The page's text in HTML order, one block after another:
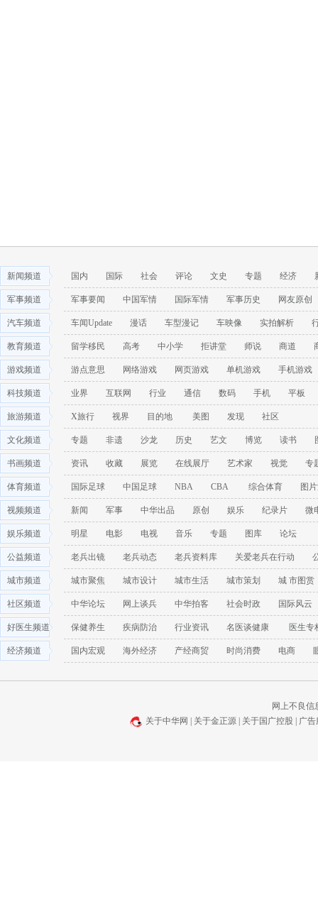
新闻频道 国内 国际 社会 评论 文史 专题 经济
军事频道 军事要闻 中国军情 国际军情 军事历史 网友原创
汽车频道 车闻Update 漫话 车型漫记 车映像 实拍解析
教育频道 留学移民 高考 中小学 拒讲堂 师说 商道
游戏频道 游点意思 网络游戏 网页游戏 单机游戏 手机游戏
科技频道 业界 互联网 行业 通信 数码 手机 平板
旅游频道 X旅行 视界 目的地 美图 发现 社区
文化频道 专题 非遗 沙龙 历史 艺文 博览 读书
书画频道 资讯 收藏 展览 在线展厅 艺术家 视觉 专
体育频道 国际足球 中国足球 NBA CBA 综合体育 图
视频频道 新闻 军事 中华出品 原创 娱乐 纪录片 微
娱乐频道 明星 电影 电视 音乐 专题 图库 论坛
公益频道 老兵出镜 老兵动态 老兵资料库 关爱老兵在行动
城市频道 城市聚焦 城市设计 城市生活 城市策划 城 市图赏
社区频道 中华论坛 网上谈兵 中华拍客 社会时政 国际风云
好医生频道 保健养生 疾病防治 行业资讯 名医谈健康 医生专
经济频道 国内宏观 海外经济 产经商贸 时尚消费 电商
网上不良信
关于中华网
关于金正源 关于国广控股 广